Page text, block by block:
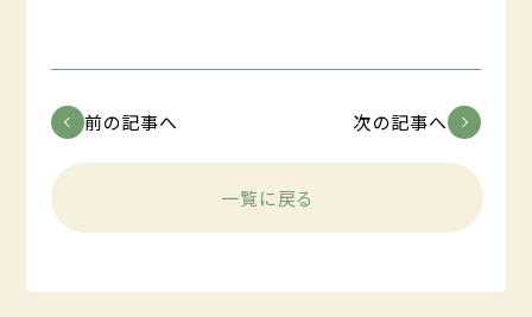
前の記事へ 次の記事へ
一覧に戻る